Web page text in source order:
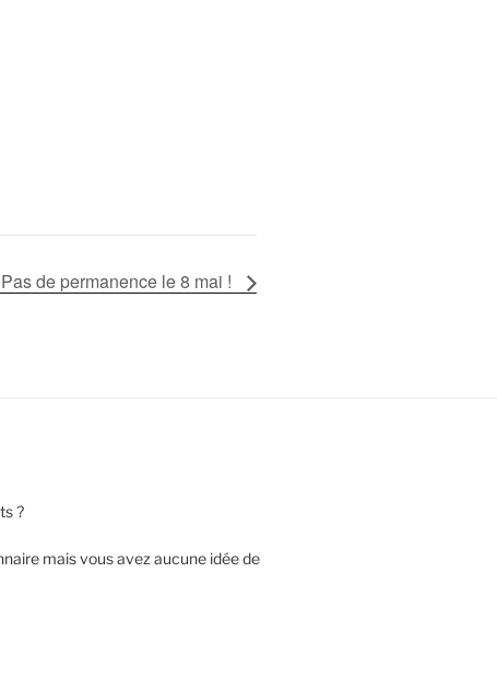
Pas de permanence le 8 mai !
?
mais vous avez aucune idée de